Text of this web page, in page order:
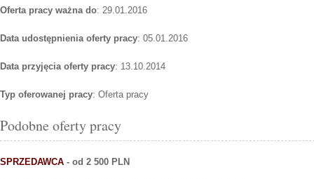
Oferta pracy ważna do: 29.01.2016
Data udostępnienia oferty pracy: 05.01.2016
Data przyjęcia oferty pracy: 13.10.2014
Typ oferowanej pracy: Oferta pracy
Podobne oferty pracy
SPRZEDAWCA - od 2 500 PLN